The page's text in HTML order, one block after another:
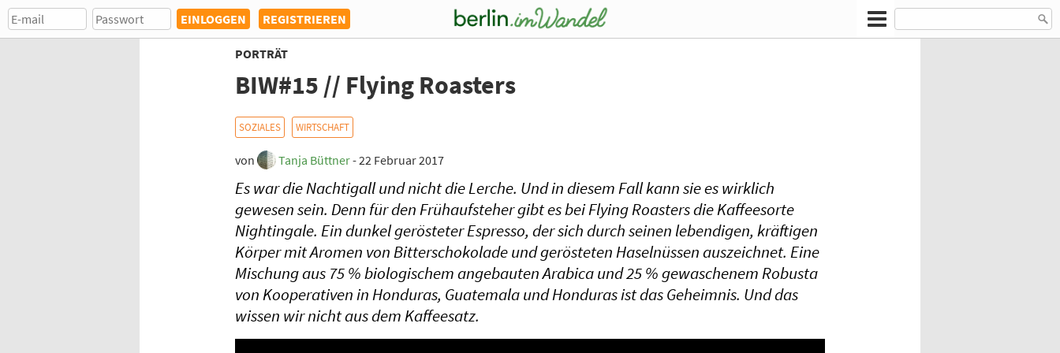
REGISTRIEREN
PORTRÄT
BIW#15 // Flying Roasters
SOZIALES WIRTSCHAFT
von Tanja Büttner- 22 Februar 2017
Es war die Nachtigall und nicht die Lerche. Und in diesem Fall kann sie es wirklich
gewesen sein. Denn für den Frühaufsteher gibt es bei Flying Roasters die Kaffeesorte
Nightingale. Ein dunkel gerösteter Espresso, der sich durch seinen lebendigen, kräftigen
Körper mit Aromen von Bitterschokolade und gerösteten Haselnüssen auszeichnet. Eine
Mischung aus 75 % biologischem angebauten Arabica und 25 % gewaschenem Robusta
von Kooperativen in Honduras, Guatemala und Honduras ist das Geheimnis. Und das
wissen wir nicht aus dem Kaffeesatz.